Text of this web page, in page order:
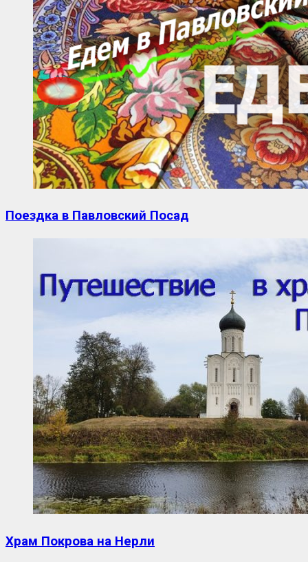
Поездка в Павловский Посад
Храм Покрова на Нерли